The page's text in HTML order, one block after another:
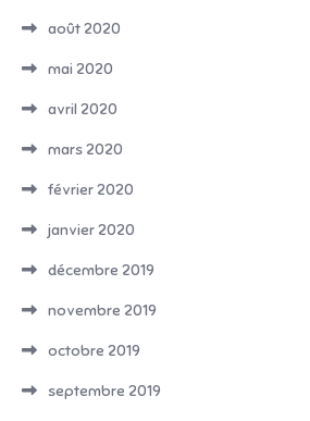
août 2020
mai 2020
avril 2020
mars 2020
février 2020
janvier 2020
décembre 2019
novembre 2019
octobre 2019
septembre 2019